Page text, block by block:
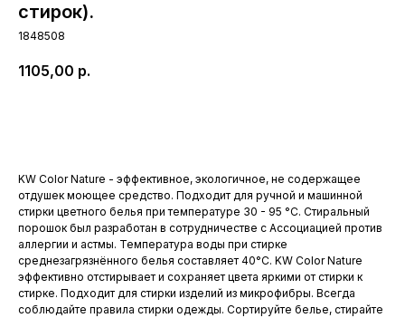
стирок).
1848508
1105,00 р.
KW Color Nature - эффективное, экологичное, не содержащее
отдушек моющее средство. Подходит для ручной и машинной
стирки цветного белья при температуре 30 - 95 °C. Стиральный
порошок был разработан в сотрудничестве с Ассоциацией против
аллергии и астмы. Температура воды при стирке
среднезагрязнённого белья составляет 40°C. KW Color Nature
эффективно отстирывает и сохраняет цвета яркими от стирки к
стирке. Подходит для стирки изделий из микрофибры. Всегда
соблюдайте правила стирки одежды. Сортируйте белье, стирайте